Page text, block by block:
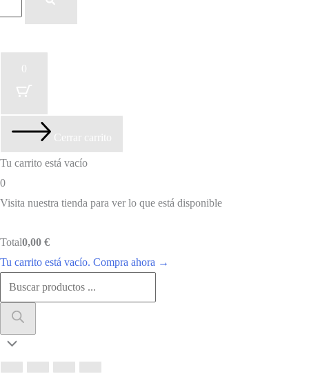
0
Cerrar carrito
Tu carrito está vacío
0
Visita nuestra tienda para ver lo que está disponible
Total
del
carrito:
Total0,00 €
Tu carrito está vacío. Compra ahora →
Búsqueda
de
productos
Scroll
al